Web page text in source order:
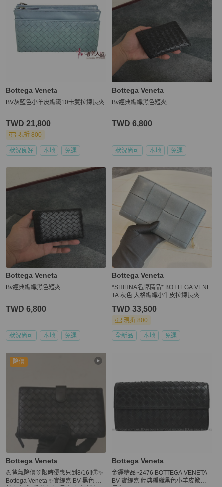
Bottega Veneta
BV灰藍色小羊皮編織10卡雙拉鍊長夾
TWD 21,800
現折 800
狀況良好 本地 免運
Bottega Veneta
Bv經典編織黑色短夾
TWD 6,800
狀況尚可 本地 免運
Bottega Veneta
Bv經典編織黑色短夾
TWD 6,800
狀況尚可 本地 免運
Bottega Veneta
*SHIHNA名牌精品* BOTTEGA VENE
TA 灰色 大格編織小牛皮拉鍊長夾
TWD 33,500
現折 800
全新品 本地 免運
降價
Bottega Veneta
💪爸氣降價👔限時優惠只到8/16‼️㊣✨
Bottega Veneta ✨寶緹嘉 BV 黑色 小
Bottega Veneta
金鐸精品~2476 BOTTEGA VENETA
BV 寶緹嘉 經典編織黑色小羊皮掀蓋